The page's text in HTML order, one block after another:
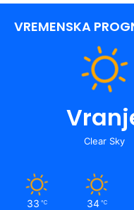
VREMENSKA
Clear Sky
33 ℃ 34 ℃